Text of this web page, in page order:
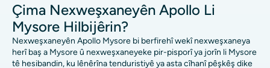
Çima Nexweşxaneyên Apollo Li
Mysore Hilbijêrin?
Nexweşxaneyên Apollo Mysore bi berfirehî wekî nexweşxaneya
herî baş a Mysore û nexweşxaneyeke pir-pisporî ya jorîn li Mysore
tê hesibandin, ku lênêrîna tenduristiyê ya asta cîhanî pêşkêş dike